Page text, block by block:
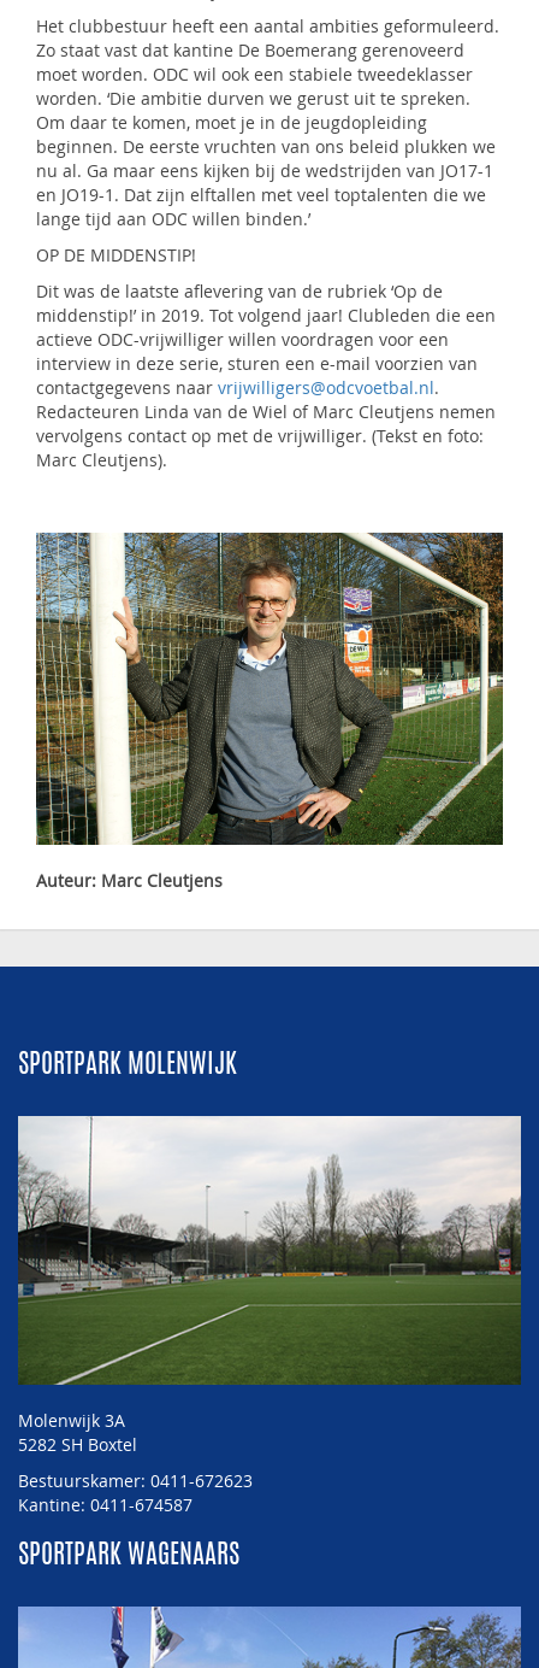
Het clubbestuur heeft een aantal ambities geformuleerd.
Zo staat vast dat kantine De Boemerang gerenoveerd
moet worden. ODC wil ook een stabiele tweedeklasser
worden. ‘Die ambitie durven we gerust uit te spreken.
Om daar te komen, moet je in de jeugdopleiding
beginnen. De eerste vruchten van ons beleid plukken we
nu al. Ga maar eens kijken bij de wedstrijden van JO17-1
en JO19-1. Dat zijn elftallen met veel toptalenten die we
lange tijd aan ODC willen binden.’
OP DE MIDDENSTIP!
Dit was de laatste aflevering van de rubriek ‘Op de
middenstip!’ in 2019. Tot volgend jaar! Clubleden die een
actieve ODC-vrijwilliger willen voordragen voor een
interview in deze serie, sturen een e-mail voorzien van
contactgegevens naar vrijwilligers@odcvoetbal.nl.
Redacteuren Linda van de Wiel of Marc Cleutjens nemen
vervolgens contact op met de vrijwilliger. (Tekst en foto:
Marc Cleutjens).
Auteur: Marc Cleutjens
SPORTPARK MOLENWIJK
Molenwijk 3A
5282 SH Boxtel
Bestuurskamer: 0411-672623
Kantine: 0411-674587
SPORTPARK WAGENAARS